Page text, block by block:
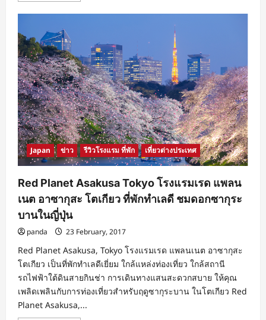
โปร
แอร์
เอเชีย
AirAsia
BIG
Point
แจก
จริง
100
คะแนน
เฉพาะ
ลูกค้า
LINE
AirAsia
Thailand
เท่านั้น
Japan ข่าว รีวิวโรงแรม ที่พัก เที่ยวต่างประเทศ
Red Planet Asakusa Tokyo โรงแรมเรด แพลน
เนต อาซากุสะ โตเกียว ที่พักทำเลดี ชมดอกซากุระ
บานในญี่ปุ่น
panda 23 February, 2017
Red Planet Asakusa, Tokyo โรงแรมเรด แพลนเนต อาซากุสะ
โตเกียว เป็นที่พักทำเลดีเยี่ยม ใกล้แหล่งท่องเที่ยว ใกล้สถานี
รถไฟฟ้าใต้ดินสายกินช่า การเดินทางแสนสะดวกสบาย ให้คุณ
เพลิดเพลินกับการท่องเที่ยวสำหรับฤดูซากุระบาน ในโตเกียว Red
Planet Asakusa,...